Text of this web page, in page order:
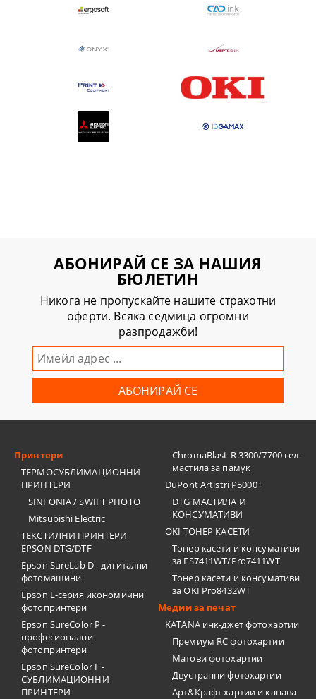
АБОНИРАЙ СЕ ЗА НАШИЯ
БЮЛЕТИН
Никога не пропускайте нашите страхотни
оферти. Всяка седмица огромни
разпродажби!
Принтери
ТЕРМОСУБЛИМАЦИОННИ
ПРИНТЕРИ
SINFONIA / SWIFT PHOTO
Mitsubishi Electric
ТЕКСТИЛНИ ПРИНТЕРИ
EPSON DTG/DTF
Epson SureLab D - дигитални
фотомашини
Epson L-серия икономични
фотопринтери
Epson SureColor P -
професионални
фотопринтери
Epson SureColor F -
СУБЛИМАЦИОННИ
ПРИНТЕРИ
ChromaBlast-R 3300/7700 гел-
мастила за памук
DuPont Artistri P5000+
DTG МАСТИЛА И
КОНСУМАТИВИ
OKI ТОНЕР КАСЕТИ
Тонер касети и консумативи
за ES7411WT/Pro7411WT
Тонер касети и консумативи
за OKI Pro8432WT
Медии за печат
KATANA инк-джет фотохартии
Премиум RC фотохартии
Матови фотохартии
Двустранни фотохартии
Арт&Крафт хартии и канава